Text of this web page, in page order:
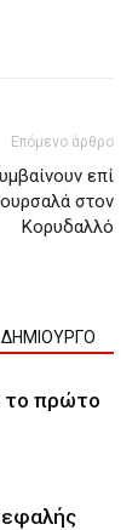
Επόμενο άρθρο
επί
στον
Κορυδαλλό
το πρώτο